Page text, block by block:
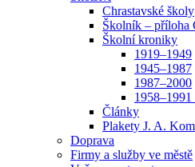
Chrastavské školy
Školník – příloha
Školní kroniky
1919–1949
1945–1987
1987–2000
Články
Plakety J. A.
Doprava
Firmy a služby ve městě